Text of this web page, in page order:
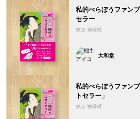
私的べらぼうファン
セラー
東京 神保町
大和堂
私的べらぼうファン
トセラー」
東京 神保町